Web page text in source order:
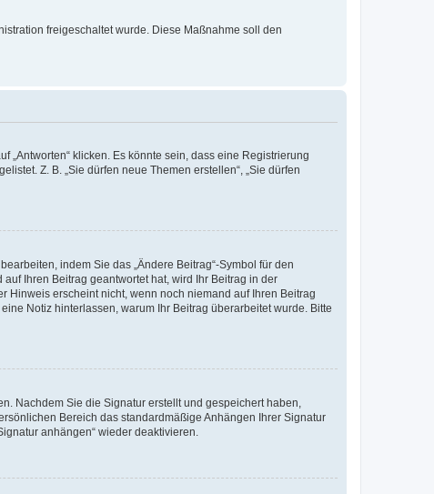
freigeschaltet wurde. Diese Maßnahme soll den
„Antworten“ klicken. Es könnte sein, dass eine Registrierung
Z. B. „Sie dürfen neue Themen erstellen“, „Sie dürfen
indem Sie das „Ändere Beitrag“-Symbol für den
Ihren Beitrag geantwortet hat, wird Ihr Beitrag in der
Hinweis erscheint nicht, wenn noch niemand auf Ihren Beitrag
Notiz hinterlassen, warum Ihr Beitrag überarbeitet wurde. Bitte
Nachdem Sie die Signatur erstellt und gespeichert haben,
Bereich das standardmäßige Anhängen Ihrer Signatur
anhängen“ wieder deaktivieren.